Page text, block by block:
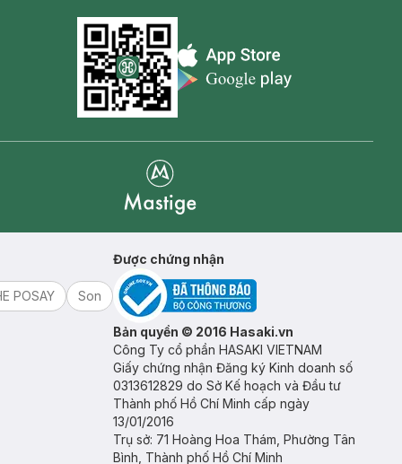
Appstore icon
POSAY
Son
Được chứng nhận
Bản quyền © 2016 Hasaki.vn
Công Ty cổ phần HASAKI VIETNAM
Giấy chứng nhận Đăng ký Kinh doanh số
0313612829 do Sở Kế hoạch và Đầu tư
Thành phố Hồ Chí Minh cấp ngày
13/01/2016
Trụ sở: 71 Hoàng Hoa Thám, Phường Tân
Bình, Thành phố Hồ Chí Minh